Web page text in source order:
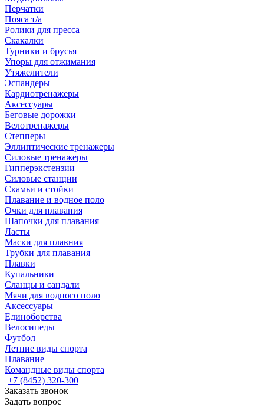
Перчатки
Пояса т/а
Ролики для пресса
Скакалки
Турники и брусья
Упоры для отжимания
Утяжелители
Эспандеры
Кардиотренажеры
Аксессуары
Беговые дорожки
Велотренажеры
Степперы
Эллиптические тренажеры
Силовые тренажеры
Гипперэкстензии
Силовые станции
Скамьи и стойки
Плавание и водное поло
Очки для плавания
Шапочки для плавания
Ласты
Маски для плавния
Трубки для плавания
Плавки
Купальники
Сланцы и сандали
Мячи для водного поло
Аксессуары
Единоборства
Велосипеды
Футбол
Летние виды спорта
Плавание
Командные виды спорта
+7 (8452) 320-300
Заказать звонок
Задать вопрос